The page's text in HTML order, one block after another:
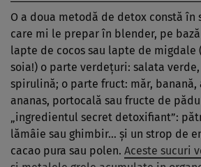
O a doua metodă de detox constă în
care mi le prepar în blender, pe
lapte de cocos sau lapte de
soia!) o parte verdeţuri: salata
spirulină; o parte fruct: măr, banană,
ananas, portocală sau fructe de
„ingredientul secret detoxifiant”:
lămâie sau ghimbir… şi un strop de
cacao pura sau polen. Aceste sucuri